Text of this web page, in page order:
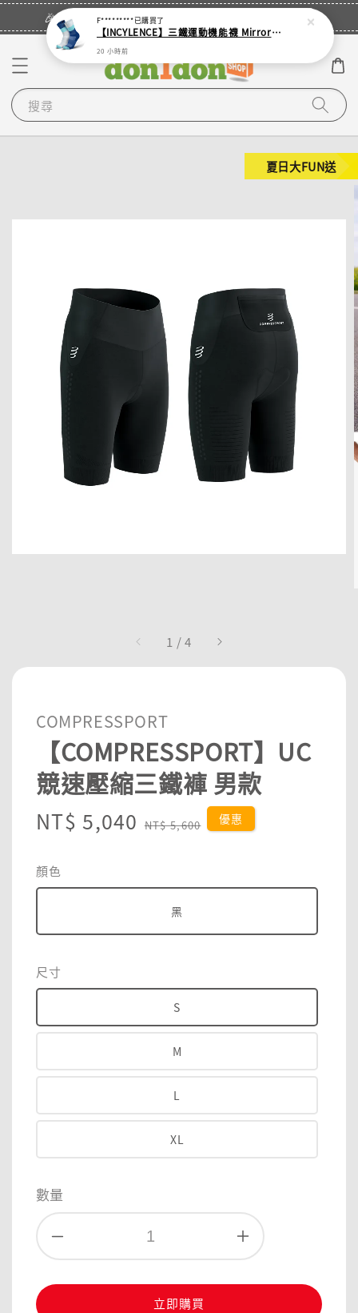
🎉登入會員・領取您的專屬折扣券！
搜尋
1 /4
夏日大FUN送
COMPRESSPORT
【COMPRESSPORT】UC
競速壓縮三鐵褲 男款
Sale
NT$ 5,040 Regular
NT$ 5,600 優惠
顏色
黑
尺寸
S
M
L
XL
數量
立即購買
F*********已購買了
【INCYLENCE】三鐵運動機能襪 Mirrored Mint
20 小時前